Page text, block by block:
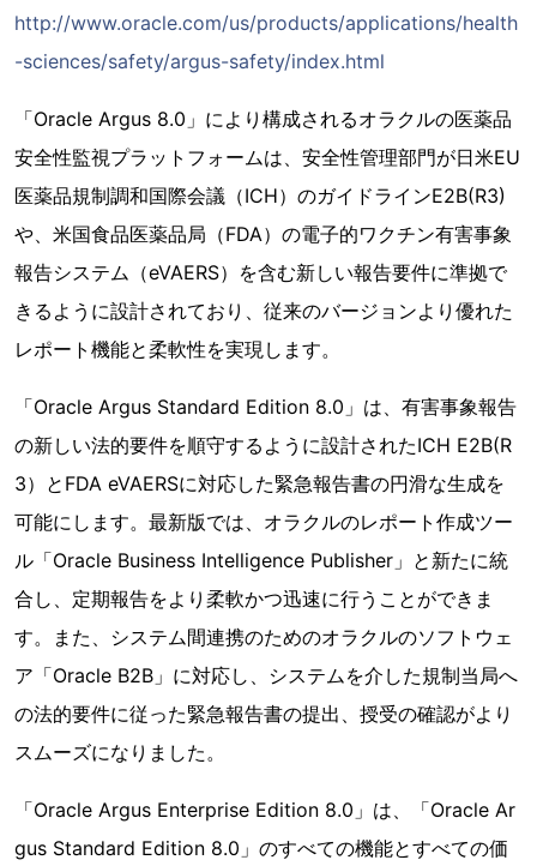
http://www.oracle.com/us/products/applications/health
-sciences/safety/argus-safety/index.html
「Oracle Argus 8.0」により構成されるオラクルの医薬品
安全性監視プラットフォームは、安全性管理部門が日米EU
医薬品規制調和国際会議（ICH）のガイドラインE2B(R3)
や、米国食品医薬品局（FDA）の電子的ワクチン有害事象
報告システム（eVAERS）を含む新しい報告要件に準拠で
きるように設計されており、従来のバージョンより優れた
レポート機能と柔軟性を実現します。
「Oracle Argus Standard Edition 8.0」は、有害事象報告
の新しい法的要件を順守するように設計されたICH E2B(R
3）とFDA eVAERSに対応した緊急報告書の円滑な生成を
可能にします。最新版では、オラクルのレポート作成ツー
ル「Oracle Business Intelligence Publisher」と新たに統
合し、定期報告をより柔軟かつ迅速に行うことができま
す。また、システム間連携のためのオラクルのソフトウェ
ア「Oracle B2B」に対応し、システムを介した規制当局へ
の法的要件に従った緊急報告書の提出、授受の確認がより
スムーズになりました。
「Oracle Argus Enterprise Edition 8.0」は、「Oracle Ar
gus Standard Edition 8.0」のすべての機能とすべての価